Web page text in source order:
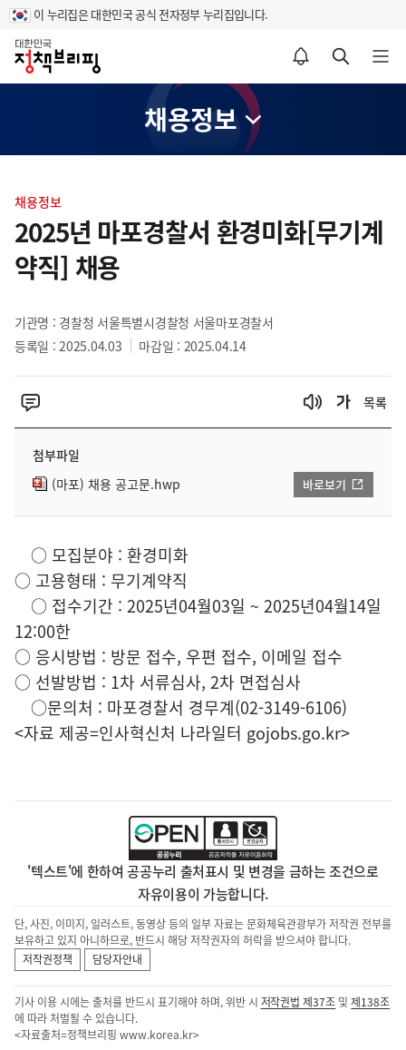
이 누리집은 대한민국 공식 전자정부 누리집입니다.
홈
알림설정 바로가기 검색 바로가기 메뉴 열기
채용정보
텐
츠
영
역
채용정보
2025년 마포경찰서 환경미화[무기계
약직] 채용
기관명 : 경찰청 서울특별시경찰청 서울마포경찰서
등록일 : 2025.04.03
마감일 : 2025.04.14
목록
첨부파일
(마포) 채용 공고문.hwp
바로보기
○ 모집분야 : 환경미화
○ 고용형태 : 무기계약직
○ 접수기간 : 2025년04월03일 ~ 2025년04월14일
12:00한
○ 응시방법 : 방문 접수, 우편 접수, 이메일 접수
○ 선발방법 : 1차 서류심사, 2차 면접심사
○문의처 : 마포경찰서 경무계(02-3149-6106)
<자료 제공=인사혁신처 나라일터 gojobs.go.kr>
'텍스트'에 한하여 공공누리 출처표시 및 변경을 금하는 조건으로
자유이용이 가능합니다.
단, 사진, 이미지, 일러스트, 동영상 등의 일부 자료는 문화체육관광부가 저작권 전부를
보유하고 있지 아니하므로, 반드시 해당 저작권자의 허락을 받으셔야 합니다.
저작권정책
담당자안내
기사 이용 시에는 출처를 반드시 표기해야 하며, 위반 시 저작권법 제37조 및제138조
에 따라 처벌될 수 있습니다.
<자료출처=정책브리핑 www.korea.kr>